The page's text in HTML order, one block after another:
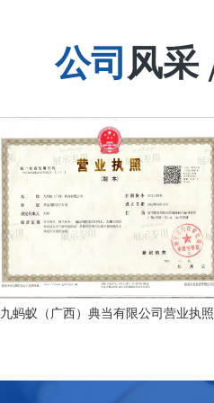
公司 风采
九蚂蚁（广西）典当有限公司营业执照